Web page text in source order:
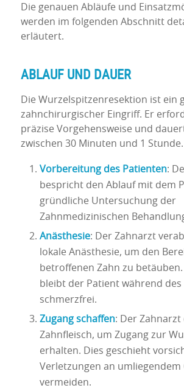
Die genauen Abläufe und
werden im folgenden Abschnitt
erläutert.
ABLAUF UND DAUER
Die Wurzelspitzenresektion ist ein
zahnchirurgischer Eingriff. Er
präzise Vorgehensweise und
zwischen 30 Minuten und 1 Stunde.
Vorbereitung des Patienten:
bespricht den Ablauf mit dem
gründliche Untersuchung der
Zahnmedizinischen
Anästhesie: Der Zahnarzt
lokale Anästhesie, um den
betroffenen Zahn zu
bleibt der Patient während des
schmerzfrei.
Zugang schaffen: Der Zahnarzt
Zahnfleisch, um Zugang zur
erhalten. Dies geschieht
Verletzungen an umliegendem
vermeiden.